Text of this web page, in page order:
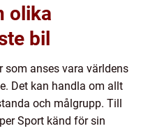
olika
bil
anses vara världens
Det kan handla om allt
och målgrupp. Till
Sport känd för sin